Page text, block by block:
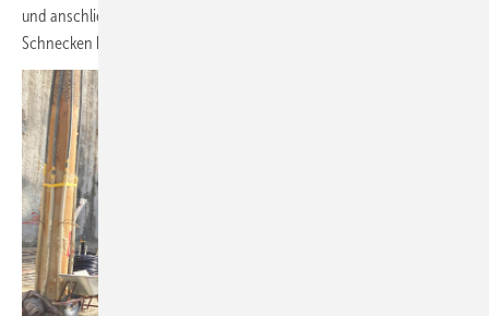
und anschließend durch das wechselseitige Drehen einzelner
Schnecken homogenisiert werden.